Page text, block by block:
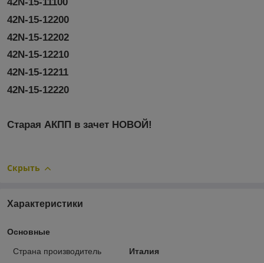
42N-15-12200
42N-15-12202
42N-15-12210
42N-15-12211
42N-15-12220
Старая АКПП в зачет НОВОЙ!
Скрыть
Характеристики
Основные
Страна производитель
Италия